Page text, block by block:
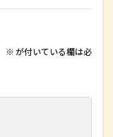
※ が付いている欄は必